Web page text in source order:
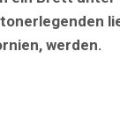
werden.